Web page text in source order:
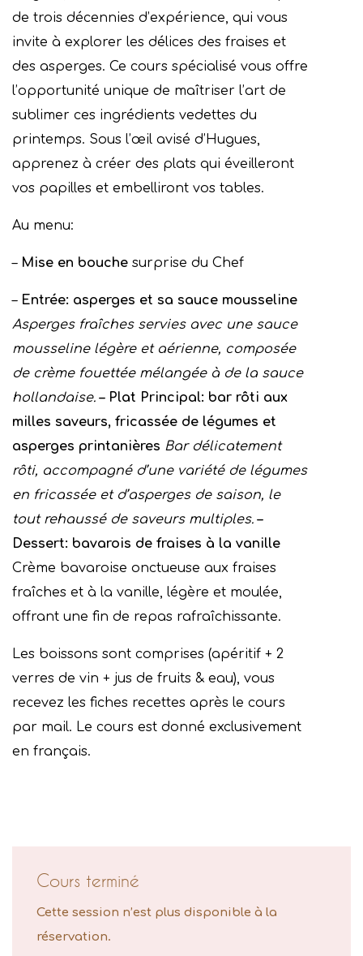
de trois décennies d’expérience, qui vous
invite à explorer les délices des fraises et
des asperges. Ce cours spécialisé vous offre
l’opportunité unique de maîtriser l’art de
sublimer ces ingrédients vedettes du
printemps. Sous l’œil avisé d’Hugues,
apprenez à créer des plats qui éveilleront
vos papilles et embelliront vos tables.
Au menu:
– Mise en bouche surprise du Chef
– Entrée: asperges et sa sauce mousseline
Asperges fraîches servies avec une sauce
mousseline légère et aérienne, composée
de crème fouettée mélangée à de la sauce
hollandaise. – Plat Principal: bar rôti aux
milles saveurs, fricassée de légumes et
asperges printanières Bar délicatement
rôti, accompagné d’une variété de légumes
en fricassée et d’asperges de saison, le
tout rehaussé de saveurs multiples. –
Dessert: bavarois de fraises à la vanille
Crème bavaroise onctueuse aux fraises
fraîches et à la vanille, légère et moulée,
offrant une fin de repas rafraîchissante.
Les boissons sont comprises (apéritif + 2
verres de vin + jus de fruits & eau), vous
recevez les fiches recettes après le cours
par mail. Le cours est donné exclusivement
en français.
Cours terminé
Cette session n’est plus disponible à la
réservation.